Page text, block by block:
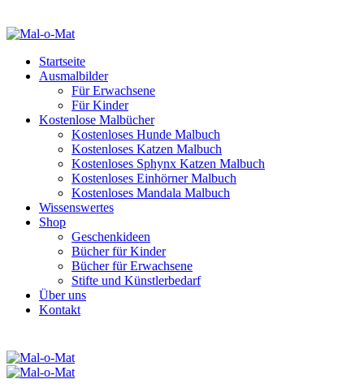
Startseite
Ausmalbilder
Für Erwachsene
Für Kinder
Kostenlose Malbücher
Kostenloses Hunde Malbuch
Kostenloses Katzen Malbuch
Kostenloses Sphynx Katzen Malbuch
Kostenloses Einhörner Malbuch
Kostenloses Mandala Malbuch
Wissenswertes
Shop
Geschenkideen
Bücher für Kinder
Bücher für Erwachsene
Stifte und Künstlerbedarf
Über uns
Kontakt